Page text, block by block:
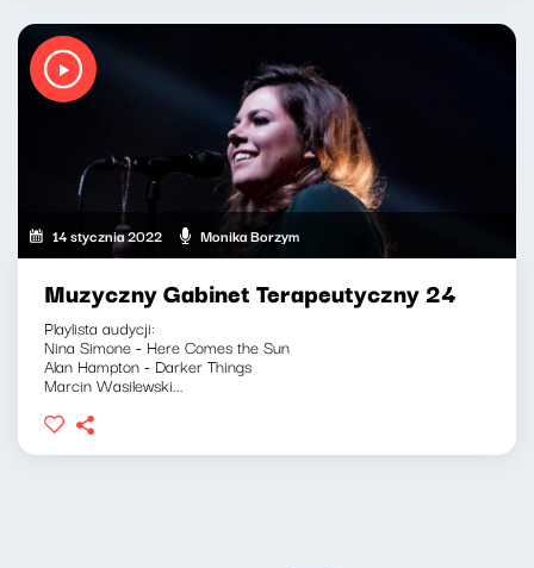
14 stycznia 2022 Monika Borzym
Muzyczny Gabinet Terapeutyczny 24
Playlista audycji:
Nina Simone - Here Comes the Sun
Alan Hampton - Darker Things
Marcin Wasilewski...